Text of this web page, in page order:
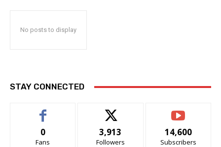
No posts to display
STAY CONNECTED
0
Fans
3,913
Followers
14,600
Subscribers